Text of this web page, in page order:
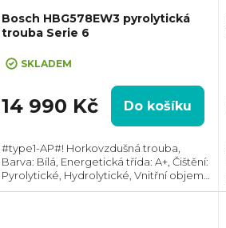
Bosch HBG578EW3 pyrolytická
trouba Serie 6
SKLADEM
14 990 Kč Do košíku
#type1-AP#! Horkovzdušná trouba,
Barva: Bílá, Energetická třída: A+, Čištění:
Pyrolytické, Hydrolytické, Vnitřní objem:
71 l, Max. příkon: 3600 W, Gril, Rozměry